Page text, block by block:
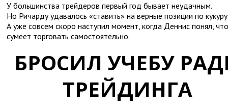
У большинства трейдеров первый год бывает неудачным.
Но Ричарду удавалось «ставить» на верные позиции по
А уже совсем скоро наступил момент, когда Деннис понял, что
сумеет торговать самостоятельно.
БРОСИЛ УЧЕБУ
ТРЕЙДИНГА